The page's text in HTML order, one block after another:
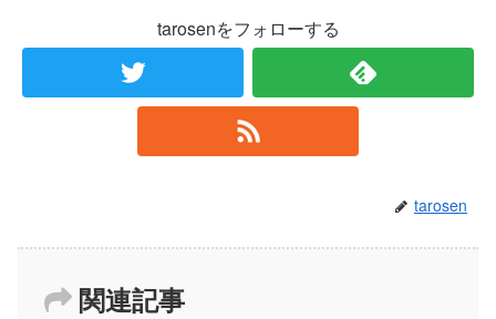
tarosenをフォローする
tarosen
関連記事